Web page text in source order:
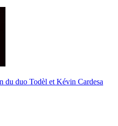
du duo Todèl et Kévin Cardesa